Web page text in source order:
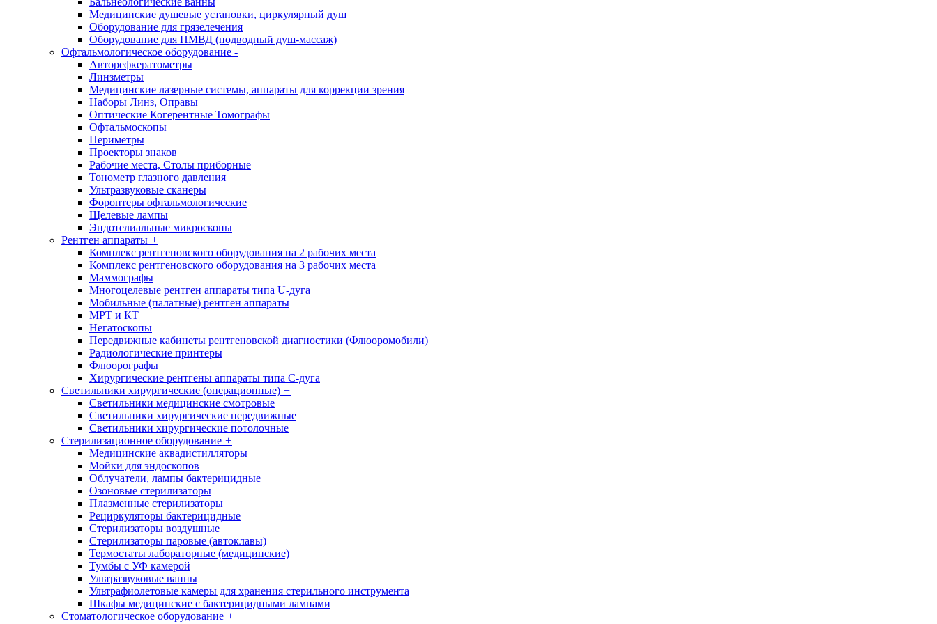
Медицинские душевые установки, циркулярный душ
Оборудование для грязелечения
Оборудование для ПМВД (подводный душ-массаж)
Офтальмологическое оборудование -
Авторефкератометры
Линзметры
Медицинские лазерные системы, аппараты для коррекции зрения
Наборы Линз, Оправы
Оптические Когерентные Томографы
Офтальмоскопы
Периметры
Проекторы знаков
Рабочие места, Столы приборные
Тонометр глазного давления
Ультразвуковые сканеры
Фороптеры офтальмологические
Щелевые лампы
Эндотелиальные микроскопы
Рентген аппараты +
Комплекс рентгеновского оборудования на 2 рабочих места
Комплекс рентгеновского оборудования на 3 рабочих места
Маммографы
Многоцелевые рентген аппараты типа U-дуга
Мобильные (палатные) рентген аппараты
МРТ и КТ
Негатоскопы
Передвижные кабинеты рентгеновской диагностики (Флюоромобили)
Радиологические принтеры
Флюорографы
Хирургические рентгены аппараты типа С-дуга
Светильники хирургические (операционные) +
Светильники медицинские смотровые
Светильники хирургические передвижные
Светильники хирургические потолочные
Стерилизационное оборудование +
Медицинские аквадистилляторы
Мойки для эндоскопов
Облучатели, лампы бактерицидные
Озоновые стерилизаторы
Плазменные стерилизаторы
Рециркуляторы бактерицидные
Стерилизаторы воздушные
Стерилизаторы паровые (автоклавы)
Термостаты лабораторные (медицинские)
Тумбы с УФ камерой
Ультразвуковые ванны
Ультрафиолетовые камеры для хранения стерильного инструмента
Шкафы медицинские с бактерицидными лампами
Стоматологическое оборудование +